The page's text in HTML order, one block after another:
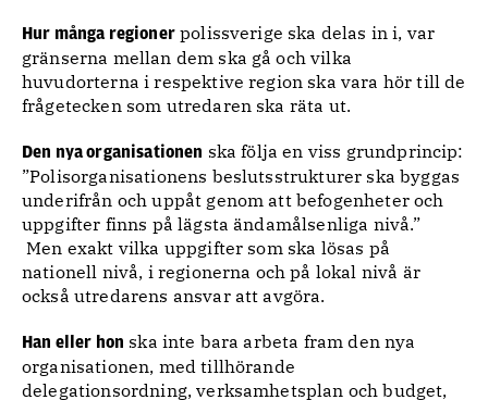
Hur många regionerpolissverige ska delas in i, var
gränserna mellan dem ska gå och vilka
huvudorterna i respektive region ska vara hör till de
frågetecken som utredaren ska räta ut.
Den nya organisationen ska följa en viss grundprincip:
”Polisorganisationens beslutsstrukturer ska byggas
underifrån och uppåt genom att befogenheter och
uppgifter finns på lägsta ändamålsenliga nivå.”
Men exakt vilka uppgifter som ska lösas på
nationell nivå, i regionerna och på lokal nivå är
också utredarens ansvar att avgöra.
Han eller hon ska inte bara arbeta fram den nya
organisationen, med tillhörande
delegationsordning, verksamhetsplan och budget,